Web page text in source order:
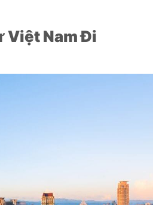
Việt Nam Đi